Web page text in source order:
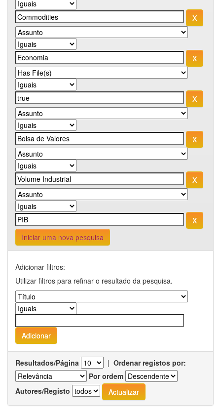
Iniciar uma nova pesquisa
Adicionar filtros:
Utilizar filtros para refinar o resultado da pesquisa.
Resultados/Página | Ordenar registos por:
Por ordem
Autores/Registo